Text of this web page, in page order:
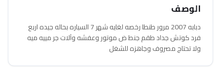
الوصف
دبابه 2007 مرور طنطا رخصه لغايه شهر 7 السياره بحاله جيده اربع
فرد كوتش جداد طقم جنط ض موتور وعفشه وآلات جر مييه ميه
ولا تحتاج مصروف وجاهزه للشغل